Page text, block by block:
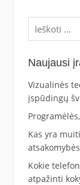
Ieškoti:
Naujausi
Vizualinės
įspūdingų
Kas yra
atsakomybės
Kokie
atpažinti